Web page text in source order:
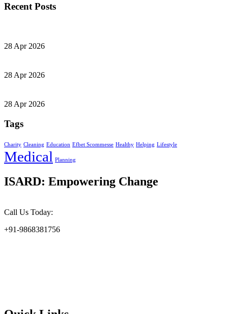
Recent Posts
28 Apr 2026
28 Apr 2026
28 Apr 2026
Tags
Charity Cleaning Education Efbet Scommesse Healthy Helping Lifestyle
Medical Planning
ISARD: Empowering Change
Call Us Today:
+91-9868381756